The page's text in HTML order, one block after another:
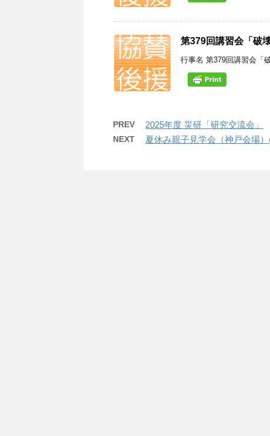
第379回講習会「破
行事名 第379回講習会「
PREV 2025年度 災研「研究交流会」
NEXT 夏休み親子見学会（神戸会場）